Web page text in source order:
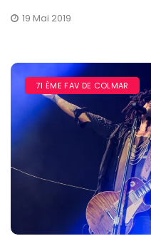
19 Mai 2019
71 ÈME FAV DE COLMAR